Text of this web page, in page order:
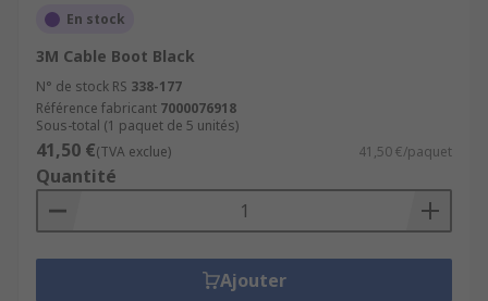
En stock
3M Cable Boot Black
N° de stock RS 338-177
Référence fabricant 7000076918
Sous-total (1 paquet de 5 unités)
41,50 €(TVA exclue) 41,50 €/paquet
Quantité
Ajouter